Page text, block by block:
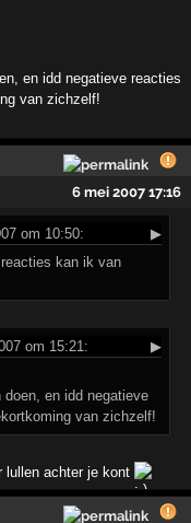
en idd negatieve reacties
van zichzelf!
6 mei 2007 17:16
om 10:50:
▶
kan ik van
om 15:21:
▶
en idd negatieve
van zichzelf!
lullen achter je kont